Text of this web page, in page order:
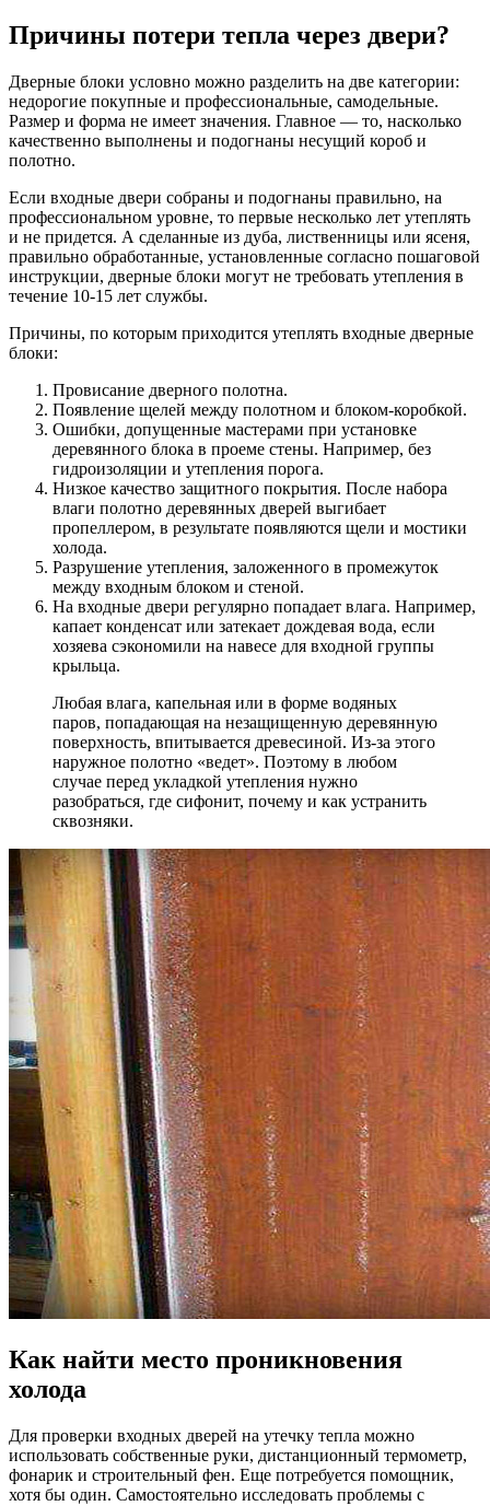
Причины потери тепла через двери?
Дверные блоки условно можно разделить на две категории:
недорогие покупные и профессиональные, самодельные.
Размер и форма не имеет значения. Главное — то, насколько
качественно выполнены и подогнаны несущий короб и
полотно.
Если входные двери собраны и подогнаны правильно, на
профессиональном уровне, то первые несколько лет утеплять
и не придется. А сделанные из дуба, лиственницы или ясеня,
правильно обработанные, установленные согласно пошаговой
инструкции, дверные блоки могут не требовать утепления в
течение 10-15 лет службы.
Причины, по которым приходится утеплять входные дверные
блоки:
Провисание дверного полотна.
Появление щелей между полотном и блоком-коробкой.
Ошибки, допущенные мастерами при установке
деревянного блока в проеме стены. Например, без
гидроизоляции и утепления порога.
Низкое качество защитного покрытия. После набора
влаги полотно деревянных дверей выгибает
пропеллером, в результате появляются щели и мостики
холода.
Разрушение утепления, заложенного в промежуток
между входным блоком и стеной.
На входные двери регулярно попадает влага. Например,
капает конденсат или затекает дождевая вода, если
хозяева сэкономили на навесе для входной группы
крыльца.
Любая влага, капельная или в форме водяных
паров, попадающая на незащищенную деревянную
поверхность, впитывается древесиной. Из-за этого
наружное полотно «ведет». Поэтому в любом
случае перед укладкой утепления нужно
разобраться, где сифонит, почему и как устранить
сквозняки.
Как найти место проникновения
холода
Для проверки входных дверей на утечку тепла можно
использовать собственные руки, дистанционный термометр,
фонарик и строительный фен. Еще потребуется помощник,
хотя бы один. Самостоятельно исследовать проблемы с